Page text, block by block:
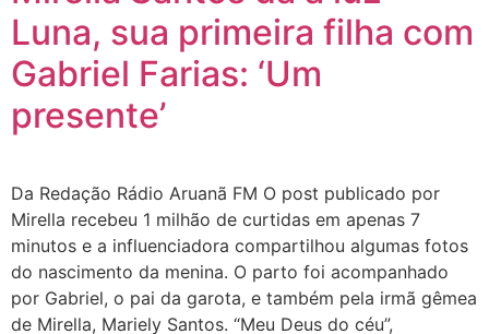
Luna, sua primeira filha com
Gabriel Farias: ‘Um
presente’
Da Redação Rádio Aruanã FM O post publicado por
Mirella recebeu 1 milhão de curtidas em apenas 7
minutos e a influenciadora compartilhou algumas fotos
do nascimento da menina. O parto foi acompanhado
por Gabriel, o pai da garota, e também pela irmã gêmea
de Mirella, Mariely Santos. “Meu Deus do céu”,